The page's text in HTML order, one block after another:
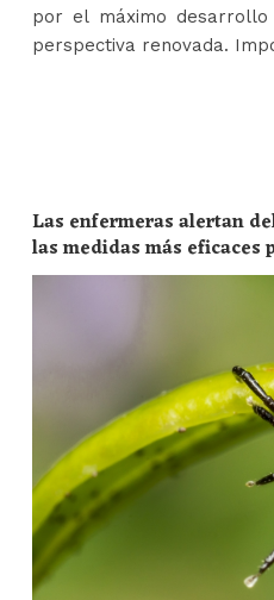
por el máximo
perspectiva renovada.
Las enfermeras alertan
las medidas más